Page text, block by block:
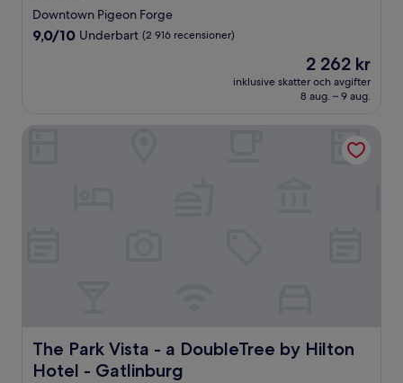
stjärnigt
boende
Downtown Pigeon Forge
9.0
9,0/10 Underbart (2 916 recensioner)
Priset
är
2 262 kr
2 262 kr
inklusive skatter och avgifter
8 aug. – 9 aug.
The Park Vista - a DoubleTree by Hilton
Hotel - Gatlinburg
The Park Vista - a DoubleTree by Hilton Hotel -
The Park Vista - a DoubleTree by Hilton Hotel - Gatlinburg